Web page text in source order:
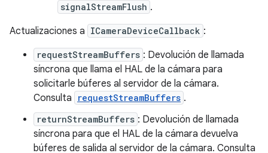
signalStreamFlush .
Actualizaciones a ICameraDeviceCallback :
requestStreamBuffers : Devolución de llamada
síncrona que llama el HAL de la cámara para
solicitarle búferes al servidor de la cámara.
Consulta
requestStreamBuffers .
returnStreamBuffers : Devolución de llamada
síncrona para que el HAL de la cámara devuelva
búferes de salida al servidor de la cámara. Consulta